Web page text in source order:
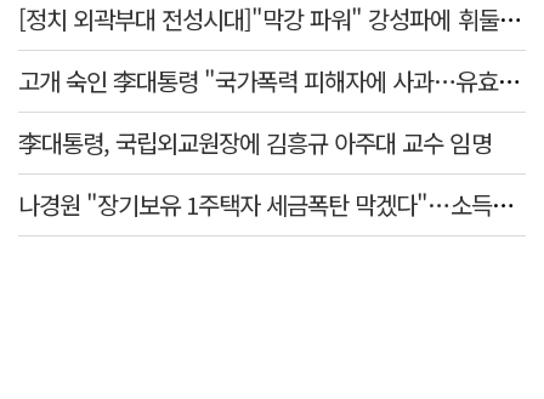
[정치 외곽부대 전성시대]"막강 파워" 강성파에 휘둘리는 여야 …"이슈 메이킹" 커지는 변방의 북소리
고개 숙인 李대통령 "국가폭력 피해자에 사과…유효기간 없는 책임"
李대통령, 국립외교원장에 김흥규 아주대 교수 임명
나경원 "장기보유 1주택자 세금폭탄 막겠다"…소득세법 개정안 발의